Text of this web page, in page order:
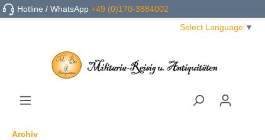
Hotline / WhatsApp+49 (0)170-3884002
Select Language ▼
Archiv